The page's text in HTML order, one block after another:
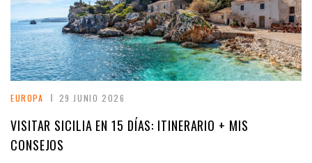
EUROPA 29 JUNIO 2026
VISITAR SICILIA EN 15 DÍAS: ITINERARIO + MIS
CONSEJOS